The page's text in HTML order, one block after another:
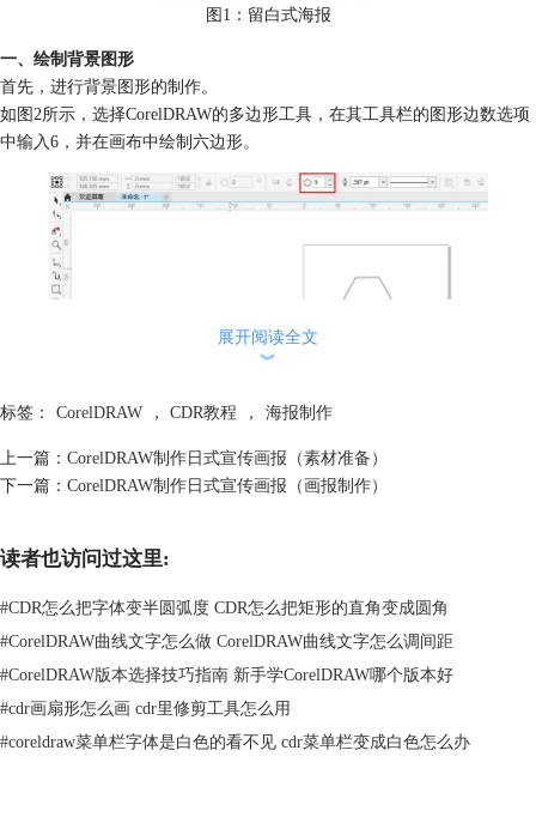
图1：留白式海报
一、绘制背景图形
首先，进行背景图形的制作。
如图2所示，选择CorelDRAW的多边形工具，在其工具栏的图形边数选项
中输入6，并在画布中绘制六边形。
图2：绘制六边形
之间拼接，并确保拼接处有一定的空隙。
展开阅读全文
︾
标签： CorelDRAW ， CDR教程 ， 海报制作
上一篇： CorelDRAW制作日式宣传画报（素材准备）
下一篇： CorelDRAW制作日式宣传画报（画报制作）
读者也访问过这里:
#CDR怎么把字体变半圆弧度 CDR怎么把矩形的直角变成圆角
#CorelDRAW曲线文字怎么做 CorelDRAW曲线文字怎么调间距
#CorelDRAW版本选择技巧指南 新手学CorelDRAW哪个版本好
#cdr画扇形怎么画 cdr里修剪工具怎么用
#coreldraw菜单栏字体是白色的看不见 cdr菜单栏变成白色怎么办